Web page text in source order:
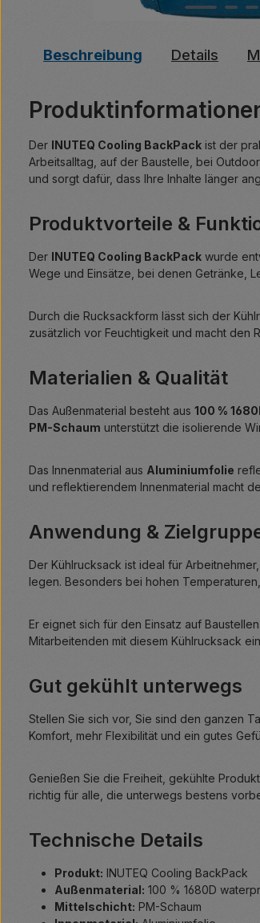
Beschreibung Details
Der INUTEQ Cooling BackPack ist der
Arbeitsalltag, auf der Baustelle, bei
und sorgt dafür, dass Ihre Inhalte länger
Produktvorteile &
Der INUTEQ Cooling BackPack wurde
Wege und Einsätze, bei denen Getränke,
Durch die Rucksackform lässt sich der
zusätzlich vor Feuchtigkeit und macht den
Materialien & Qualität
Das Außenmaterial besteht aus 100 %
PM-Schaum unterstützt die isolierende
Das Innenmaterial aus Aluminiumfolie
und reflektierendem Innenmaterial macht
Anwendung &
Der Kühlrucksack ist ideal für
legen. Besonders bei hohen
Er eignet sich für den Einsatz auf
Mitarbeitenden mit diesem Kühlrucksack
Gut gekühlt unterwegs
Stellen Sie sich vor, Sie sind den ganzen
Komfort, mehr Flexibilität und ein gutes
Genießen Sie die Freiheit, gekühlte
richtig für alle, die unterwegs bestens
Technische Details
Produkt: INUTEQ Cooling BackPack
Außenmaterial: 100 % 1680D
Mittelschicht: PM-Schaum